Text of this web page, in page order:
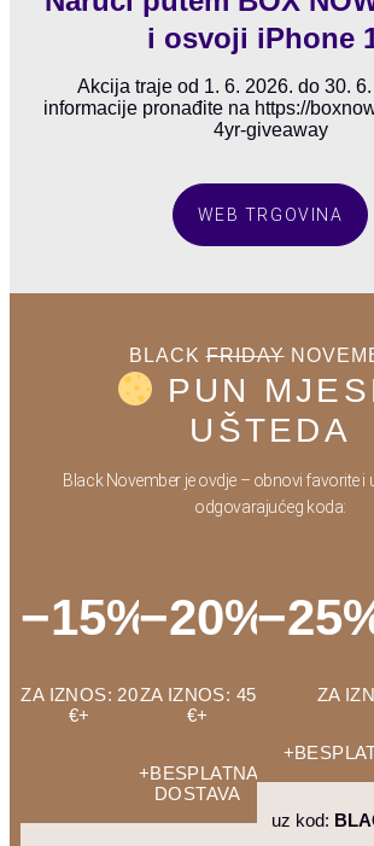
i osvoji iPhone
Akcija traje od 1. 6. 2026. do 30.
informacije pronađite na https://
4yr-giveaway
WEB TRGOVINA
BLACKFRIDAY
PUN
UŠTEDA
Black November je ovdje – obnovi favorite
odgovarajućeg koda:
−15%
ZA IZNOS: 20
€+
−BESPLATNA
−20%
ZA IZNOS: 45
€+
+BESPLATNA
DOSTAVA
ZA
uz kod: